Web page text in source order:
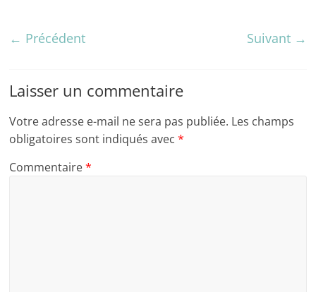
← Précédent Suivant →
Laisser un commentaire
Votre adresse e-mail ne sera pas publiée. Les champs
obligatoires sont indiqués avec*
Commentaire*